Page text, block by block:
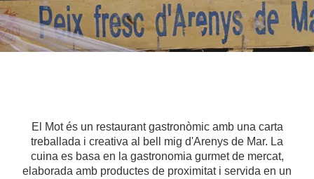
El Mot és un restaurant gastronòmic amb una carta
treballada i creativa al bell mig d'Arenys de Mar. La
cuina es basa en la gastronomia gurmet de mercat,
elaborada amb productes de proximitat i servida en un